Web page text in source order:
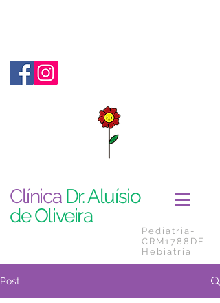
Clínica Dr. Aluísio
de Oliveira
Pediatria-
CRM1788DF
Hebiatria
Post